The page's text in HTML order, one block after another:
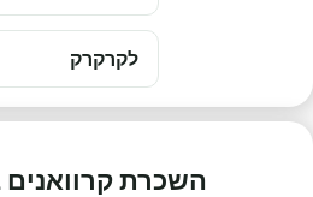
לקרקרק
השכרת